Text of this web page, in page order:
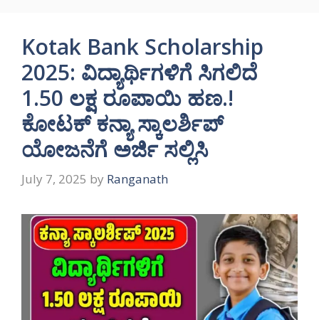
Kotak Bank Scholarship
2025: ವಿದ್ಯಾರ್ಥಿಗಳಿಗೆ ಸಿಗಲಿದೆ
1.50 ಲಕ್ಷ ರೂಪಾಯಿ ಹಣ.!
ಕೋಟಕ್ ಕನ್ಯಾ ಸ್ಕಾಲರ್ಶಿಪ್
ಯೋಜನೆಗೆ ಅರ್ಜಿ ಸಲ್ಲಿಸಿ
July 7, 2025 by Ranganath